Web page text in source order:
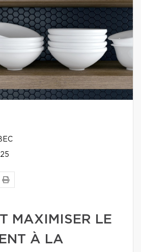
MAXIMISER LE
À LA